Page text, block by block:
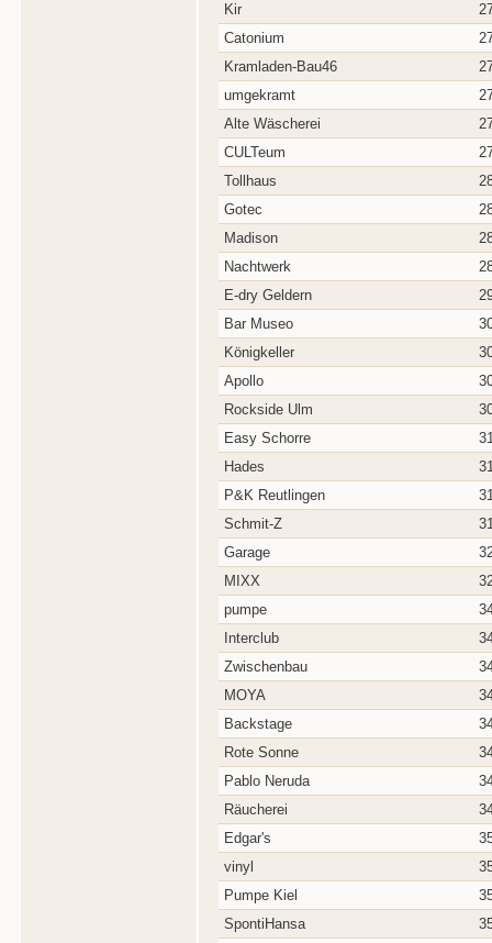
Kir
Catonium
Kramladen-Bau46
umgekramt
Alte Wäscherei
CULTeum
Tollhaus
Gotec
Madison
Nachtwerk
E-dry Geldern
Bar Museo
Königkeller
Apollo
Rockside Ulm
Easy Schorre
Hades
P&K Reutlingen
Schmit-Z
Garage
MIXX
pumpe
Interclub
Zwischenbau
MOYA
Backstage
Rote Sonne
Pablo Neruda
Räucherei
Edgar's
vinyl
Pumpe Kiel
SpontiHansa